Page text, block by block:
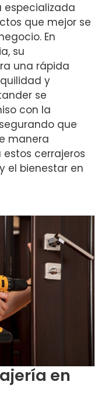
especializada
que mejor se
En
su
una rápida
y
se
con la
que
manera
estos cerrajeros
el bienestar en
en